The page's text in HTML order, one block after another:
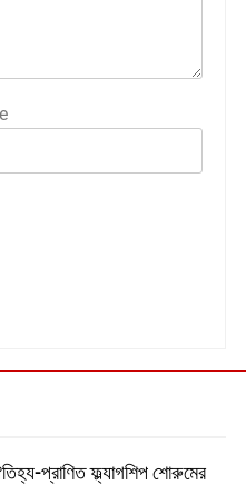
প্রাণিত ফ্ল্যাগশিপ শোরুমের